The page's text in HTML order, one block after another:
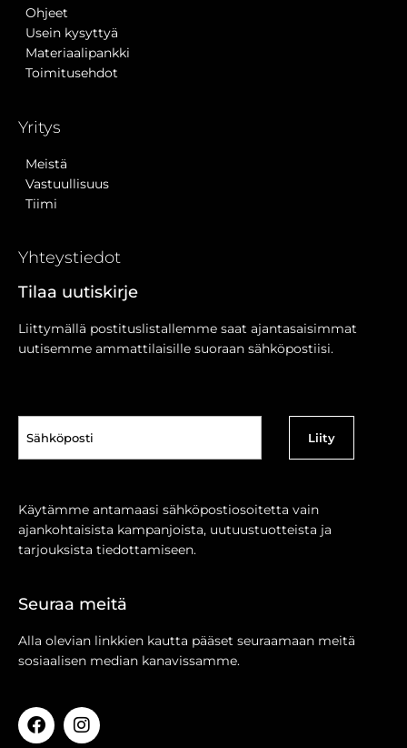
Ohjeet
Usein kysyttyä
Materiaalipankki
Toimitusehdot
Yritys
Meistä
Vastuullisuus
Tiimi
Yhteystiedot
Tilaa uutiskirje
Liittymällä postituslistallemme saat ajantasaisimmat
uutisemme ammattilaisille suoraan sähköpostiisi.
(Pakollinen)
Käytämme antamaasi sähköpostiosoitetta vain
ajankohtaisista kampanjoista, uutuustuotteista ja
tarjouksista tiedottamiseen.
Seuraa meitä
Alla olevian linkkien kautta pääset seuraamaan meitä
sosiaalisen median kanavissamme.